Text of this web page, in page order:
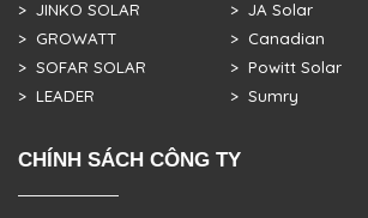
> JINKO SOLAR
> GROWATT
> SOFAR SOLAR
> LEADER
> JA Solar
> Canadian
> Powitt Solar
> Sumry
CHÍNH SÁCH CÔNG TY